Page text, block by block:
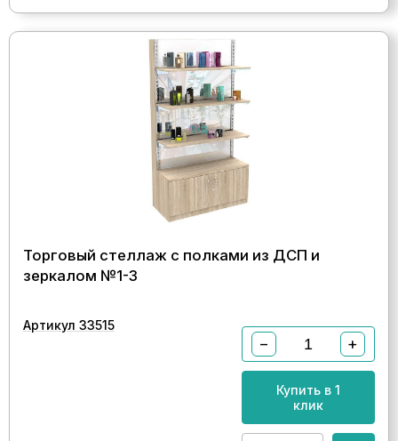
Торговый стеллаж с полками из ДСП и
зеркалом №1-3
Артикул 33515
− +
Купить в 1
клик